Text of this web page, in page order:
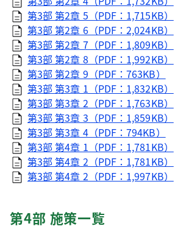
第3部 第2章 5（PDF：1,715KB）
第3部 第2章 6（PDF：2,024KB）
第3部 第2章 7（PDF：1,809KB）
第3部 第2章 8（PDF：1,992KB）
第3部 第2章 9（PDF：763KB）
第3部 第3章 1（PDF：1,832KB）
第3部 第3章 2（PDF：1,763KB）
第3部 第3章 3（PDF：1,859KB）
第3部 第3章 4（PDF：794KB）
第3部 第4章 1（PDF：1,781KB）
第3部 第4章 2（PDF：1,781KB）
第3部 第4章 2（PDF：1,997KB）
第4部 施策一覧